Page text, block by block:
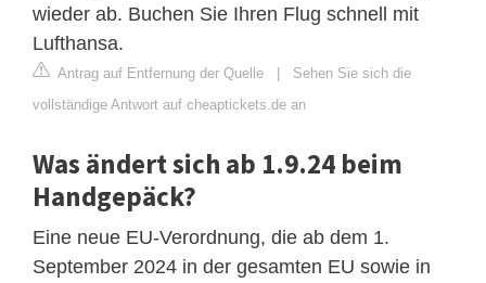
wieder ab. Buchen Sie Ihren Flug schnell mit
Lufthansa.
Antrag auf Entfernung der Quelle | Sehen Sie sich die
vollständige Antwort auf cheaptickets.de an
Was ändert sich ab 1.9.24 beim
Handgepäck?
Eine neue EU-Verordnung, die ab dem 1.
September 2024 in der gesamten EU sowie in